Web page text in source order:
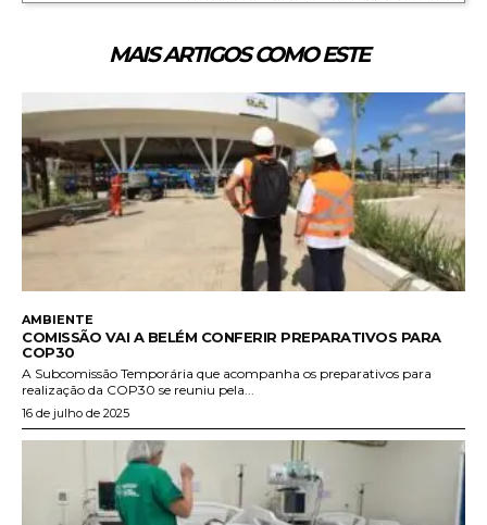
MAIS ARTIGOS COMO ESTE
AMBIENTE
COMISSÃO VAI A BELÉM CONFERIR PREPARATIVOS PARA
COP30
A Subcomissão Temporária que acompanha os preparativos para
realização da COP30 se reuniu pela...
16 de julho de 2025